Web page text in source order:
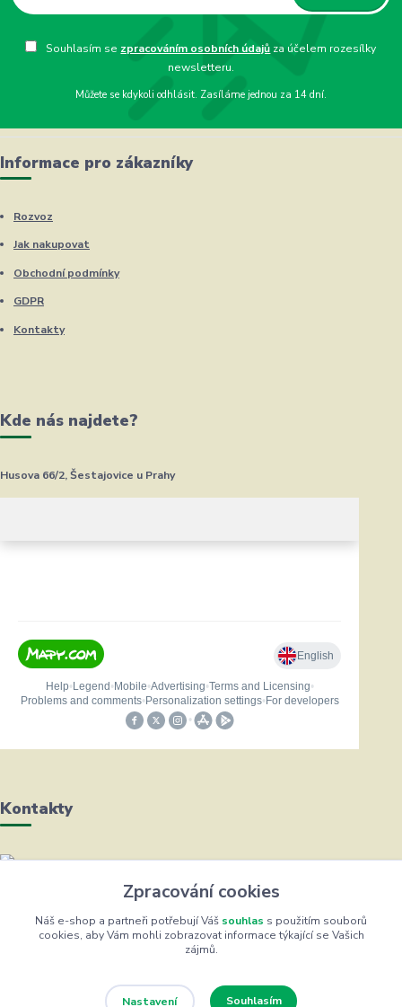
Souhlasím se zpracováním osobních údajů za účelem rozesílky
newsletteru.
Můžete se kdykoli odhlásit. Zasíláme jednou za 14 dní.
Informace pro zákazníky
Rozvoz
Jak nakupovat
Obchodní podmínky
GDPR
Kontakty
Kde nás najdete?
Husova 66/2, Šestajovice u Prahy
Kontakty
Helena Bayerová
+420 604 711 491
(Po-Čt, 8-16 hod.)
Zpracování cookies
Náš e-shop a partneři potřebují Váš souhlas s použitím souborů
cookies, aby Vám mohli zobrazovat informace týkající se Vašich
zájmů.
Nastavení Souhlasím